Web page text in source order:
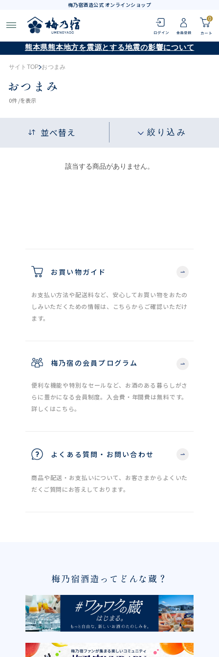
梅乃宿酒造公式 オンラインショップ
0
熊本県熊本地方を震源とする地震の影響について
サイトTOP おつまみ
おつまみ
0件 /を表示
並べ替え 絞り込み
該当する商品がありません。
お買い物ガイド
お支払い方法や配送料など、安心してお買い物をおたの
しみいただくための情報は、こちらからご確認いただけ
ます。
梅乃宿の会員プログラム
便利な機能や特別なセールなど、お酒のある暮らしがさ
らに豊かになる会員制度。入会費・年間費は無料です。
詳しくはこちら。
よくある質問・お問い合わせ
商品や配送・お支払いについて、お客さまからよくいた
だくご質問にお答えしております。
梅乃宿酒造ってどんな蔵？